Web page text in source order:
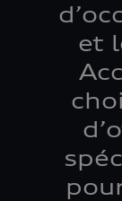
et